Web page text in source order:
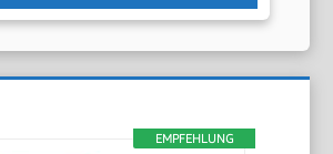
EMPFEHLUNG